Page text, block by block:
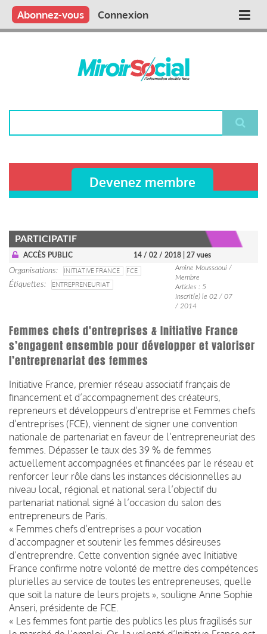
Aller
contenu
Main
Qui sommes nous ?
Vous publiez
Nous publions
Contactez-nous
Abonnez-vous Connexion
Devenez membre
PARTICIPATIF
ACCÈS PUBLIC 14 / 02 / 2018 | 27 vues
Organisations INITIATIVE FRANCE
FCE
Étiquettes
ENTREPRENEURIAT
Amine Moussaoui /
Membre
Articles : 5
Inscrit(e) le 02 / 07
/ 2014
Femmes chefs d'entreprises & Initiative France
s’engagent ensemble pour développer et valoriser
l’entreprenariat des femmes
Initiative France, premier réseau associatif français de
financement et d’accompagnement des créateurs,
repreneurs et développeurs d’entreprise et Femmes chefs
d’entreprises (FCE), viennent de signer une convention
nationale de partenariat en faveur de l’entrepreneuriat des
femmes. Dépasser le taux des 39 % de femmes
actuellement accompagnées et financées par le réseau et
renforcer leur rôle dans les instances décisionnelles au
niveau local, régional et national sera l’objectif du
partenariat national signé à l’occasion du salon des
entrepreneurs de Paris.
« Femmes chefs d’entreprises a pour vocation
d’accompagner et soutenir les femmes désireuses
d’entreprendre. Cette convention signée avec Initiative
France confirme notre volonté de mettre des compétences
plurielles au service de toutes les entrepreneuses, quelle
que soit la nature de leurs projets », souligne Anne Sophie
Anseri, présidente de FCE.
« Les femmes font partie des publics les plus fragilisés sur